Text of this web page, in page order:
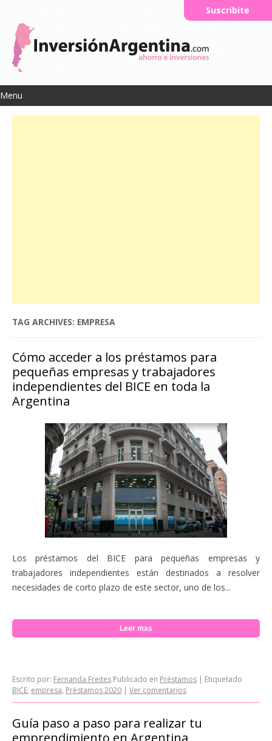
Menu
Suscribite
TAG ARCHIVES: EMPRESA
Cómo acceder a los préstamos para
pequeñas empresas y trabajadores
independientes del BICE en toda la
Argentina
Los préstamos del BICE para pequeñas empresas y
trabajadores independientes están destinados a resolver
necesidades de corto plazo de este sector, uno de los...
Leer mas
Escrito por: Fernanda Freites Publicado en Préstamos | Etiquetado
BICE, empresa, Préstamos 2020 | Ver comentarios
Guía paso a paso para realizar tu
emprendimiento en Argentina